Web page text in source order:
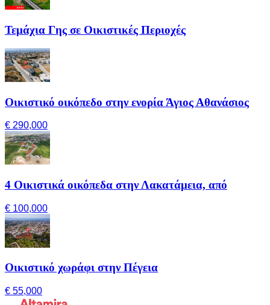
Τεμάχια Γης σε Οικιστικές Περιοχές
Οικιστικό οικόπεδο στην ενορία Άγιος Αθανάσιος
€ 290,000
4 Οικιστικά οικόπεδα στην Λακατάμεια, από
€ 100,000
Οικιστικό χωράφι στην Πέγεια
€ 55,000